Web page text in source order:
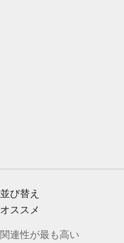
並び替え
オススメ
関連性が最も高い